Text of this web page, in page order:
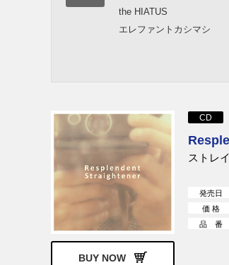
the HIATUS
エレファントカシマシ
BUY NOW
CD
ストレ
発売日
価 格
品 番